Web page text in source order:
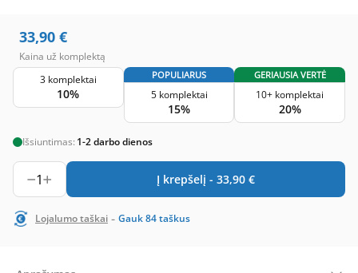
33,90 €
Kaina už komplektą
3 komplektai
10%
POPULIARUS
5 komplektai
15%
GERIAUSIA VERTĖ
10+ komplektai
20%
Išsiuntimas: 1-2 darbo dienos
1 Į krepšelį - 33,90 €
Lojalumo taškai - Gauk84taškus